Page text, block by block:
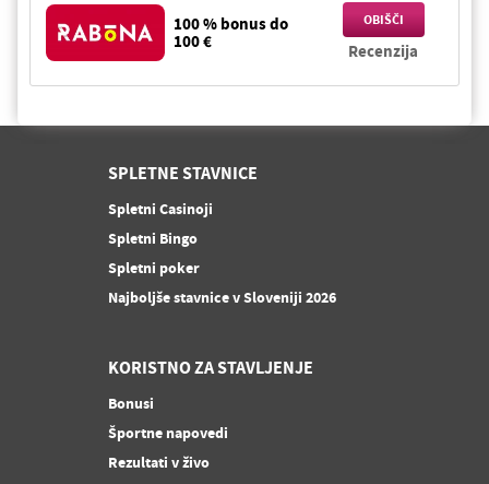
100 % bonus do
100 €
OBIŠČI
Recenzija
SPLETNE STAVNICE
Spletni Casinoji
Spletni Bingo
Spletni poker
Najboljše stavnice v Sloveniji 2026
KORISTNO ZA STAVLJENJE
Bonusi
Športne napovedi
Rezultati v živo